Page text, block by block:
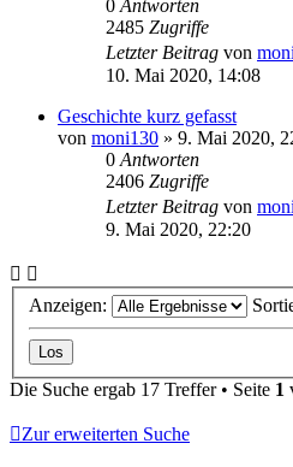
0 Antworten
2485 Zugriffe
Letzter Beitrag von
10. Mai 2020, 14:08
Geschichte kurz gefasst
von moni130 » 9. Mai 2020,
0 Antworten
2406 Zugriffe
Letzter Beitrag von
9. Mai 2020, 22:20
Anzeigen:
Die Suche ergab 17 Treffer • Seite 1
Zur erweiterten Suche